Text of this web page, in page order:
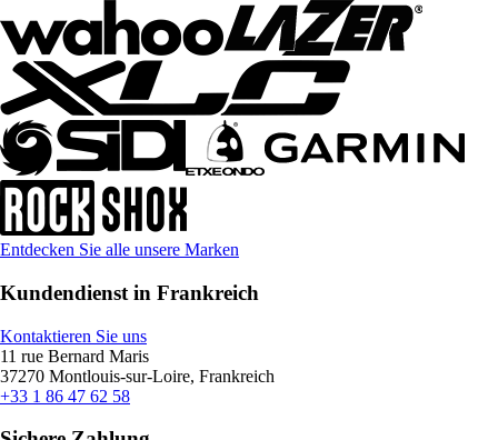
Entdecken Sie alle unsere Marken
Kundendienst in Frankreich
Kontaktieren Sie uns
11 rue Bernard Maris
37270 Montlouis-sur-Loire, Frankreich
+33 1 86 47 62 58